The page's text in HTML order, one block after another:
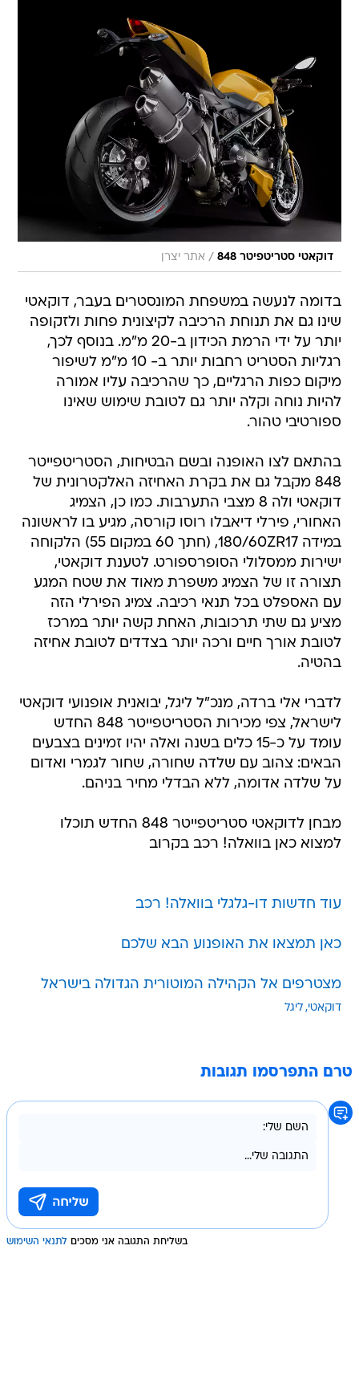
דוקאטי סטריטפיטר 848 / אתר יצרן
בדומה לנעשה במשפחת המונסטרים בעבר, דוקאטי
שינו גם את תנוחת הרכיבה לקיצונית פחות ולזקופה
יותר על ידי הרמת הכידון ב-20 מ"מ. בנוסף לכך,
רגליות הסטריט רחבות יותר ב- 10 מ"מ לשיפור
מיקום כפות הרגליים, כך שהרכיבה עליו אמורה
להיות נוחה וקלה יותר גם לטובת שימוש שאינו
ספורטיבי טהור.
בהתאם לצו האופנה ובשם הבטיחות, הסטריטפייטר
848 מקבל גם את בקרת האחיזה האלקטרונית של
דוקאטי ולה 8 מצבי התערבות. כמו כן, הצמיג
האחורי, פירלי דיאבלו רוסו קורסה, מגיע בו לראשונה
במידה 180/60ZR17, (חתך 60 במקום 55) הלקוחה
ישירות ממסלולי הסופרספורט. לטענת דוקאטי,
תצורה זו של הצמיג משפרת מאוד את שטח המגע
עם האספלט בכל תנאי רכיבה. צמיג הפירלי הזה
מציע גם שתי תרכובות, האחת קשה יותר במרכז
לטובת אורך חיים ורכה יותר בצדדים לטובת אחיזה
בהטיה.
לדברי אלי ברדה, מנכ"ל ליגל, יבואנית אופנועי דוקאטי
לישראל, צפי מכירות הסטריטפייטר 848 החדש
עומד על כ-15 כלים בשנה ואלה יהיו זמינים בצבעים
הבאים: צהוב עם שלדה שחורה, שחור לגמרי ואדום
על שלדה אדומה, ללא הבדלי מחיר בניהם.
מבחן לדוקאטי סטריטפייטר 848 החדש תוכלו
למצוא כאן בוואלה! רכב בקרוב
עוד חדשות דו-גלגלי בוואלה! רכב
כאן תמצאו את האופנוע הבא שלכם
מצטרפים אל הקהילה המוטורית הגדולה בישראל
דוקאטי ליגל
טרם התפרסמו תגובות
בשליחת התגובה אני מסכים לתנאי השימוש